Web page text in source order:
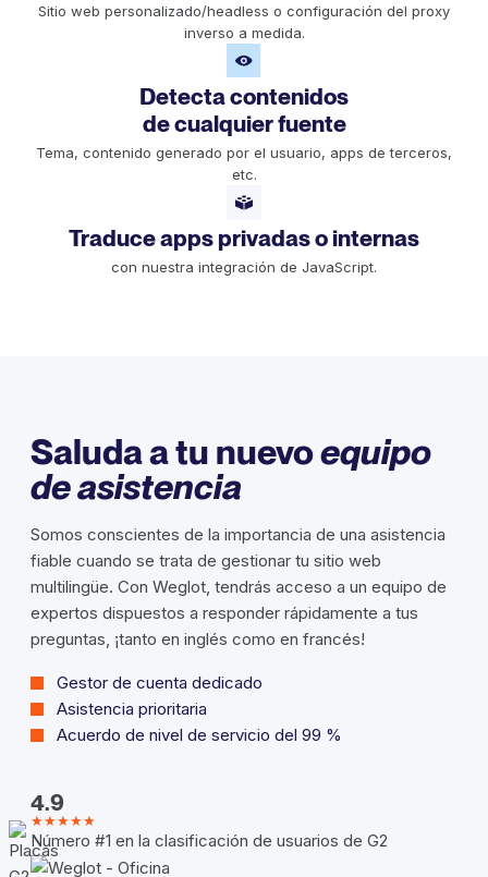
Sitio web personalizado/headless o configuración del proxy
inverso a medida.
Detecta contenidos
de cualquier fuente
Tema, contenido generado por el usuario, apps de terceros,
etc.
Traduce apps privadas o internas
con nuestra integración de JavaScript.
Saluda a tu nuevoequipo
de asistencia
Somos conscientes de la importancia de una asistencia
fiable cuando se trata de gestionar tu sitio web
multilingüe. Con Weglot, tendrás acceso a un equipo de
expertos dispuestos a responder rápidamente a tus
preguntas, ¡tanto en inglés como en francés!
Gestor de cuenta dedicado
Asistencia prioritaria
Acuerdo de nivel de servicio del 99 %
4.9
★★★★★
Número #1 en la clasificación de usuarios de G2